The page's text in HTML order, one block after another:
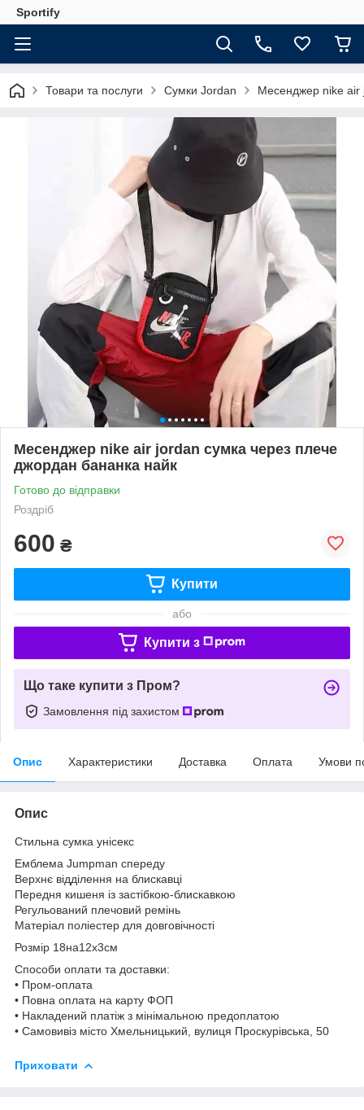
Sportify
Товари та послуги Сумки Jordan Месенджер nike air
Месенджер nike air jordan сумка через плече
джордан бананка найк
Готово до відправки
Роздріб
600 ₴
Купити
або
Купити з
Що таке купити з Пром?
Замовлення під захистом
Опис Характеристики Доставка Оплата Умови
Опис
Стильна сумка унісекс
Емблема Jumpman спереду
Верхнє відділення на блискавці
Передня кишеня із застібкою-блискавкою
Регульований плечовий ремінь
Матеріал поліестер для довговічності
Розмір 18на12х3см
Способи оплати та доставки:
• Пром-оплата
• Повна оплата на карту ФОП
• Накладений платіж з мінімальною предоплатою
• Самовивіз місто Хмельницький, вулиця Проскурівська, 50
Приховати